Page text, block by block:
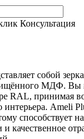
Консультация
собой
МДФ. Вы
RAL, принимая
Ameli
способствует
и качественное